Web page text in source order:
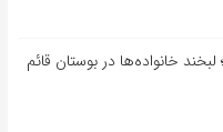
خانواده‌ها در بوستان قائم